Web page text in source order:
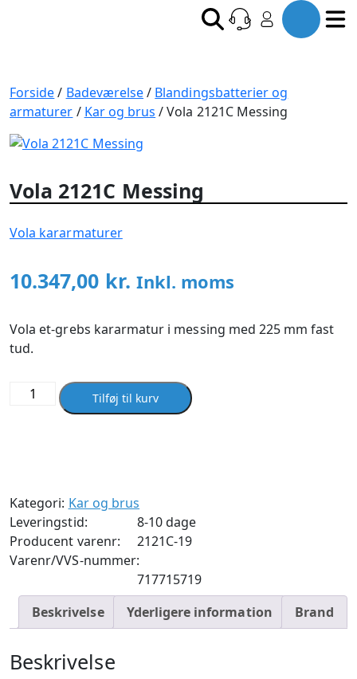
Forside/ Badeværelse/ Blandingsbatterier og
armaturer / Kar og brus / Vola 2121C Messing
Vola 2121C Messing
Vola kararmaturer
10.347,00 kr. Inkl. moms
Vola et-grebs kararmatur i messing med 225 mm fast
tud.
Vola
Tilføj til kurv
Kategori: Kar og brus
Leveringstid:
8-10 dage
Producent varenr:
2121C-19
Varenr/VVS-nummer:
717715719
Beskrivelse
Yderligere information Brand
Beskrivelse